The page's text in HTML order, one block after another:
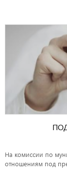
На комиссии по
отношениям под